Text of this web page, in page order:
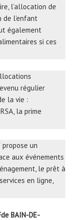
l’allocation de
de l’enfant
également
si ces
régulier
la vie :
la prime
un
aux événements
le prêt à
en ligne,
BAIN-DE-